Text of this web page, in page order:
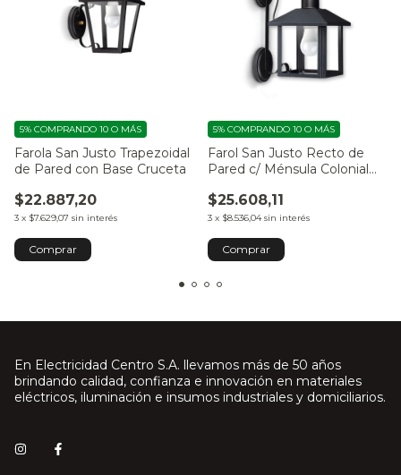
Farola San Justo Trapezoidal
de Pared con Base Cruceta
$22.887,20
3 x $7.629,07 sin interés
5% COMPRANDO 10 O MÁS
Farol San Justo Recto de
Pared c/ Ménsula Colonial
$25.608,11
3 x $8.536,04 sin interés
5% COMPRANDO 10 O MÁS
En Electricidad Centro S.A. llevamos más de 50 años
brindando calidad, confianza e innovación en materiales
eléctricos, iluminación e insumos industriales y domiciliarios.